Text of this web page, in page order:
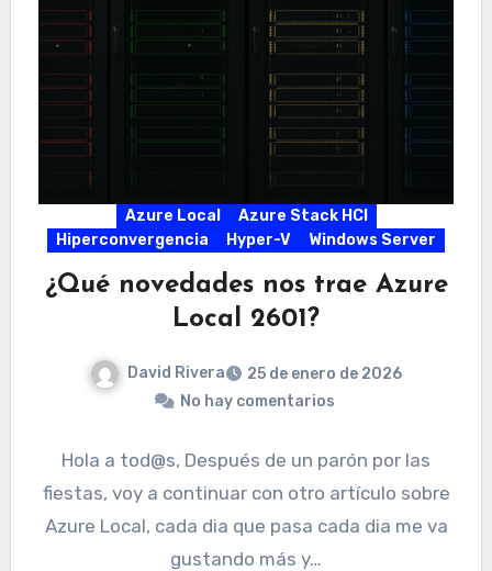
Azure Local
Azure Stack HCI
Hiperconvergencia
Hyper-V Windows Server
¿Qué novedades nos trae Azure
Local 2601?
David Rivera
25 de enero de 2026
No hay comentarios
Hola a tod@s, Después de un parón por las
fiestas, voy a continuar con otro artículo sobre
Azure Local, cada dia que pasa cada dia me va
gustando más y…